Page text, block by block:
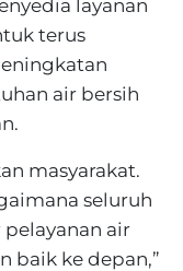
layanan
terus
air bersih
masyarakat.
seluruh
air
baik ke depan,”